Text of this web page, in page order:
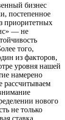
бизнес
постепенное
приоритетных
— не
того,
из факторов,
уровня нашей
намерено
рассчитываем
нового
не только
ставка